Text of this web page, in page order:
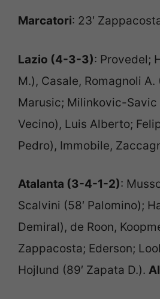
Marcatori: 23′
Lazio (4-3-3): Provedel;
M.), Casale, Romagnoli A.
Marusic; Milinkovic-Savic
Vecino), Luis Alberto;
Pedro), Immobile,
Atalanta (3-4-1-2):
Scalvini (58′ Palomino);
Demiral), de Roon,
Zappacosta; Ederson;
Hojlund (89′ Zapata D.).